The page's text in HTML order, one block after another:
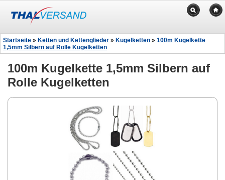
Startseite » Ketten und Kettenglieder » Kugelketten » 100m Kugelkette
1,5mm Silbern auf Rolle Kugelketten
100m Kugelkette 1,5mm Silbern auf
Rolle Kugelketten